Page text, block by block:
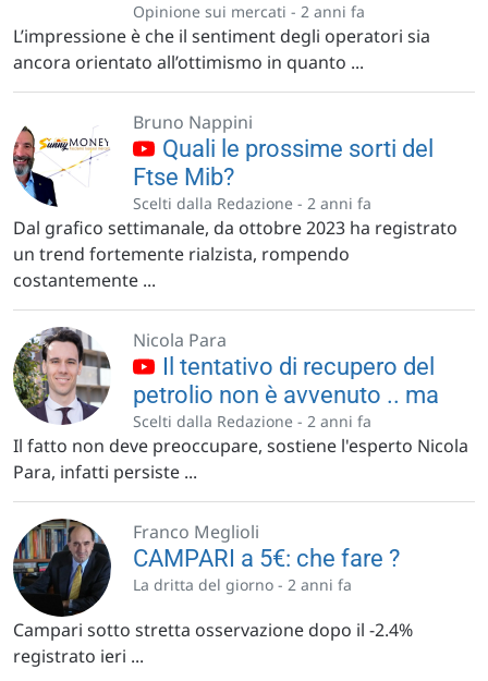
Opinione sui mercati - 2 anni fa
L’impressione è che il sentiment degli operatori sia
ancora orientato all’ottimismo in quanto ...
Bruno Nappini
Quali le prossime sorti del
Ftse Mib?
Scelti dalla Redazione - 2 anni fa
Dal grafico settimanale, da ottobre 2023 ha registrato
un trend fortemente rialzista, rompendo
costantemente ...
Nicola Para
Il tentativo di recupero del
petrolio non è avvenuto .. ma
Scelti dalla Redazione - 2 anni fa
Il fatto non deve preoccupare, sostiene l'esperto Nicola
Para, infatti persiste ...
Franco Meglioli
CAMPARI a 5€: che fare ?
La dritta del giorno - 2 anni fa
Campari sotto stretta osservazione dopo il -2.4%
registrato ieri ...